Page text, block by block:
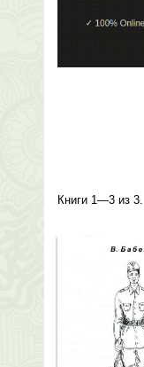
Книги 1—3 из 3.